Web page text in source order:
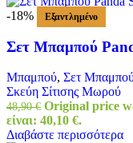
-18% Εξαντλημένο
Σετ Μπαμπού
Μπαμπού, Σετ
Σκεύη Σίτισης Μωρού
48,90€ Original price
είναι: 40,10 €.
Διαβάστε περισσότερα